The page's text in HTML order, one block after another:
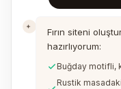
Fırın siteni
hazırlıyorum:
Buğday motifli,
Rustik